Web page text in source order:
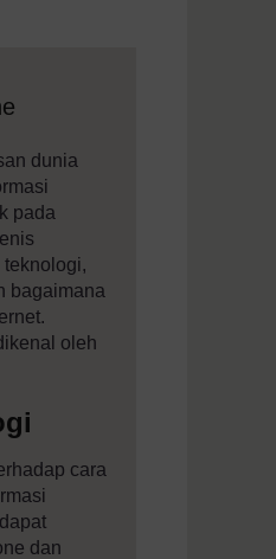
dunia
pada
teknologi,
bagaimana
oleh
cara
dan